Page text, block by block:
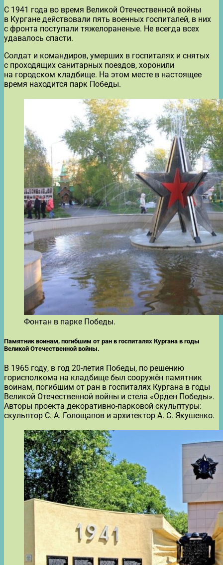
С 1941 года во время Великой Отечественной войны
в Кургане действовали пять военных госпиталей, в них
с фронта поступали тяжелораненые. Не всегда всех
удавалось спасти.
Солдат и командиров, умерших в госпиталях и снятых
с проходящих санитарных поездов, хоронили
на городском кладбище. На этом месте в настоящее
время находится парк Победы.
Фонтан в парке Победы.
Памятник воинам, погибшим от ран в госпиталях Кургана в годы
Великой Отечественной войны.
В 1965 году, в год 20-летия Победы, по решению
горисполкома на кладбище был сооружён памятник
воинам, погибшим от ран в госпиталях Кургана в годы
Великой Отечественной войны и стела «Орден Победы».
Авторы проекта декоративно-парковой скульптуры:
скульптор С. А. Голощапов и архитектор А. С. Якушенко.